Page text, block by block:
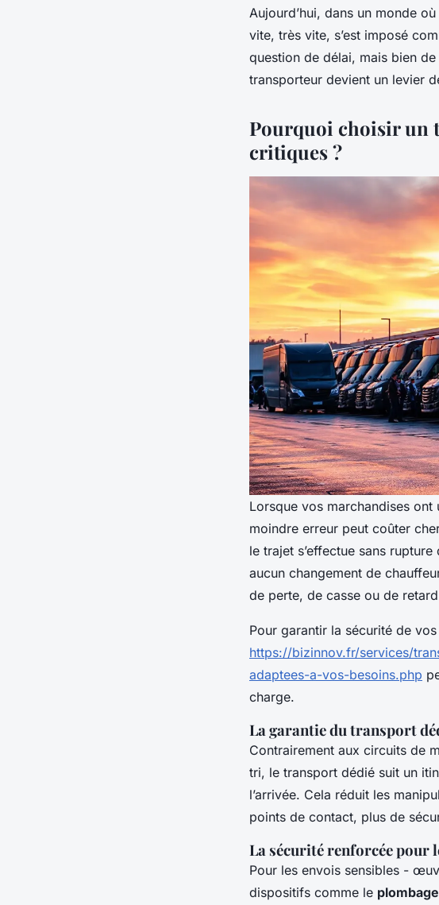
Aujourd’hui, dans un monde
vite, très vite, s’est imposé
question de délai, mais bien
transporteur devient un levier
Pourquoi choisir un
critiques ?
Lorsque vos marchandises
moindre erreur peut coûter
le trajet s’effectue sans
aucun changement de
de perte, de casse ou de
Pour garantir la sécurité de
https://bizinnov.fr/services/
adaptees-a-vos-besoins.php
charge.
La garantie du transport
Contrairement aux circuits de
tri, le transport dédié suit un
l’arrivée. Cela réduit les
points de contact, plus de
La sécurité renforcée pour
Pour les envois sensibles -
dispositifs comme le